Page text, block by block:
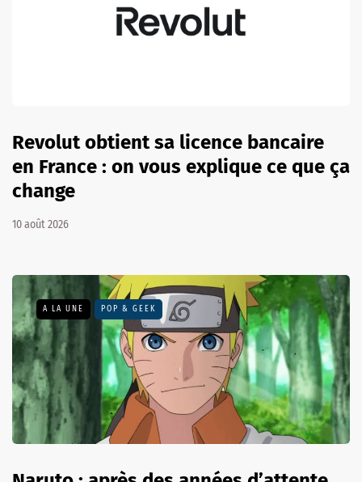
Revolut obtient sa licence bancaire
en France : on vous explique ce que ça
change
10 août 2026
A LA UNE POP & GEEK